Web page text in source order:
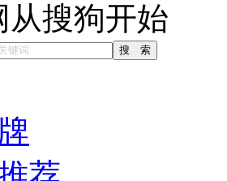
从搜狗开始